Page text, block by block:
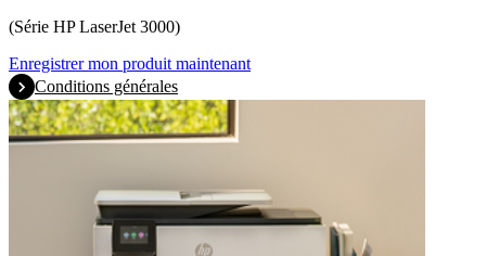
(Série HP LaserJet 3000)
Enregistrer mon produit maintenant
Conditions générales